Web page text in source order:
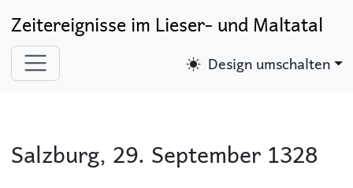
Zeitereignisse im Lieser- und Maltatal
Design umschalten
Salzburg, 29. September 1328